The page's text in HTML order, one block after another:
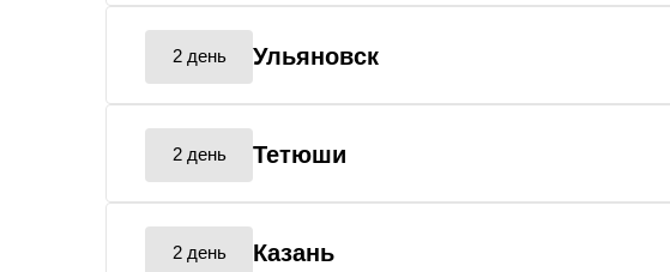
2 день Ульяновск
2 день Тетюши
2 день Казань